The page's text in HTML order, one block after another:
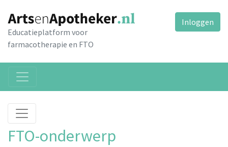
Educatieplatform voor
farmacotherapie en FTO
Inloggen
FTO-onderwerp